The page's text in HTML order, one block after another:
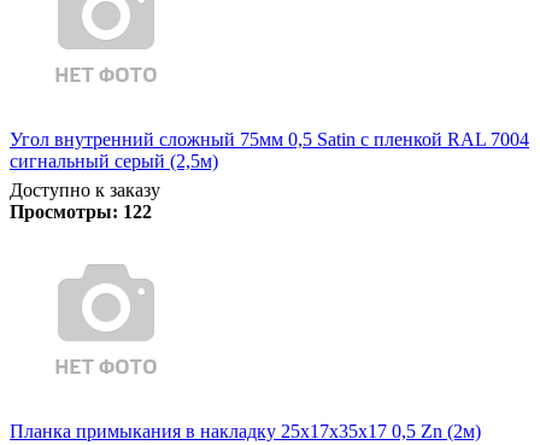
Угол внутренний сложный 75мм 0,5 Satin с пленкой RAL 7004
сигнальный серый (2,5м)
Доступно к заказу
Просмотры: 122
Планка примыкания в накладку 25х17х35х17 0,5 Zn (2м)